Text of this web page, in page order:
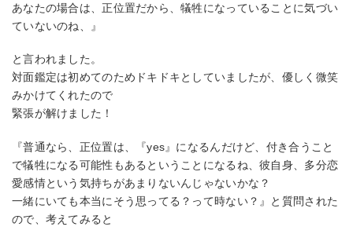
あなたの場合は、正位置だから、犠牲になっていることに気づい
ていないのね、』
と言われました。
対面鑑定は初めてのためドキドキとしていましたが、優しく微笑
みかけてくれたので
緊張が解けました！
『普通なら、正位置は、『yes』になるんだけど、付き合うこと
で犠牲になる可能性もあるということになるね、彼自身、多分恋
愛感情という気持ちがあまりないんじゃないかな？
一緒にいても本当にそう思ってる？って時ない？』と質問された
ので、考えてみると